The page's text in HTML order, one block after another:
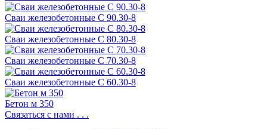
Сваи железобетонные С 90.30-8
Сваи железобетонные С 80.30-8
Сваи железобетонные С 70.30-8
Сваи железобетонные С 60.30-8
Бетон м 350
Связаться с нами . . .